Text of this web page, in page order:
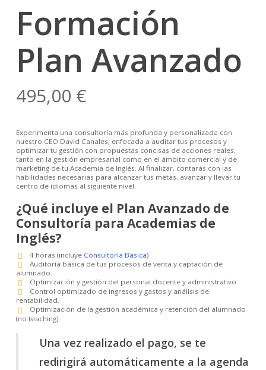
Formación
Plan Avanzado
495,00 €
Experimenta una consultoría más profunda y personalizada con
nuestro CEO David Canales, enfocada a auditar tus procesos y
optimizar tu gestión con propuestas concisas de acciones reales,
tanto en la gestión empresarial como en el ámbito comercial y de
marketing de tu Academia de Inglés. Al finalizar, contarás con las
habilidades necesarias para alcanzar tus metas, avanzar y llevar tu
centro de idiomas al siguiente nivel.
¿Qué incluye el Plan Avanzado de
Consultoría para Academias de
Inglés?
4 horas (incluye Consultoría Básica)
Auditoría básica de tus procesos de venta y captación de
alumnado.
Optimización y gestión del personal docente y administrativo.
Control optimizado de ingresos y gastos y análisis de
rentabilidad.
Optimización de la gestión académica y retención del alumnado
(no teaching).
Una vez realizado el pago, se te
redirigirá automáticamente a la agenda